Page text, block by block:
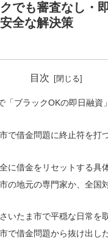
でも審査なし・
全な解決策
目次
「ブラックOKの即日融資
で借金問題に終止符を打
に借金をリセットする具
の地元の専門家か、全国
いたま市で平穏な日常を
で借金問題から抜け出し